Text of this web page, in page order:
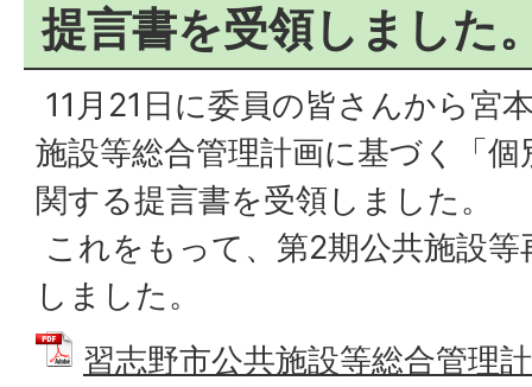
提言書を受領しました
11月21日に委員の皆さんから宮
施設等総合管理計画に基づく「
関する提言書を受領しました。
これをもって、第2期公共施設
しました。
習志野市公共施設等総合管理